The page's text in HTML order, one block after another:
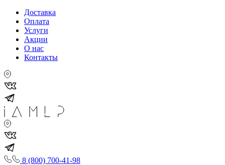
Доставка
Оплата
Услуги
Акции
О нас
Контакты
8 (800) 700-41-98